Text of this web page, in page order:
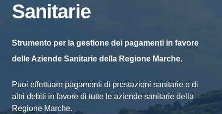
Sanitarie
Strumento per la gestione dei pagamenti in favore
delle Aziende Sanitarie della Regione Marche.
Puoi effettuare pagamenti di prestazioni sanitarie o di
altri debiti in favore di tutte le aziende sanitarie della
Regione Marche.